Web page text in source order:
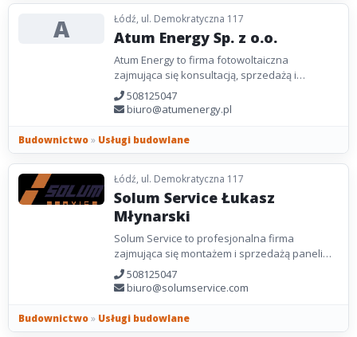
A Łódź, ul. Demokratyczna 117
Atum Energy Sp. z o.o.
Atum Energy to firma fotowoltaiczna
zajmująca się konsultacją, sprzedażą i
wsparciem dotyczącym każdego etapu
instalacji fotowoltaicznych....
508125047
biuro@atumenergy.pl
Budownictwo» Usługi budowlane
Łódź, ul. Demokratyczna 117
Solum Service Łukasz
Młynarski
Solum Service to profesjonalna firma
zajmująca się montażem i sprzedażą paneli
fotowoltaicznych dla klientów firmowych,
przedsiębiorstw...
508125047
biuro@solumservice.com
Budownictwo» Usługi budowlane